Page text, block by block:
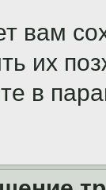
вам
их
в